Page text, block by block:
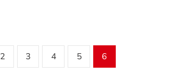
2 3 4 5 6